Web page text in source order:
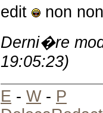
edit
non
Derni�re
19:05:23)
E - W- P